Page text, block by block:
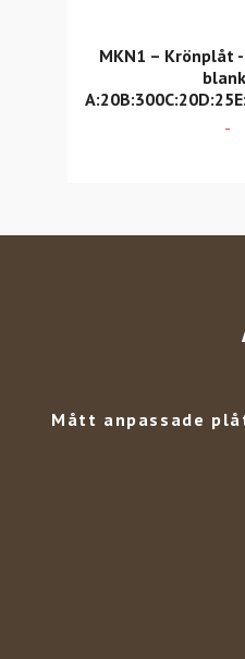
MKN1 – Krönplåt
-
Mått anpassade